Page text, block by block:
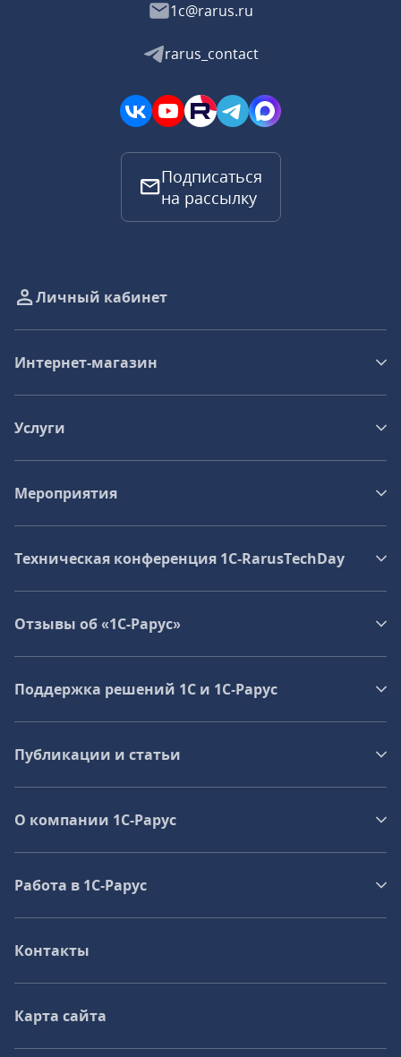
1c@rarus.ru
rarus_contact
Подписаться
на рассылку
Личный кабинет
Интернет-магазин
Услуги
Мероприятия
Техническая конференция 1C‑RarusTechDay
Отзывы об «1С-Рарус»
Поддержка решений 1С и 1С‑Рарус
Публикации и статьи
О компании 1C-Рарус
Работа в 1С‑Рарус
Контакты
Карта сайта